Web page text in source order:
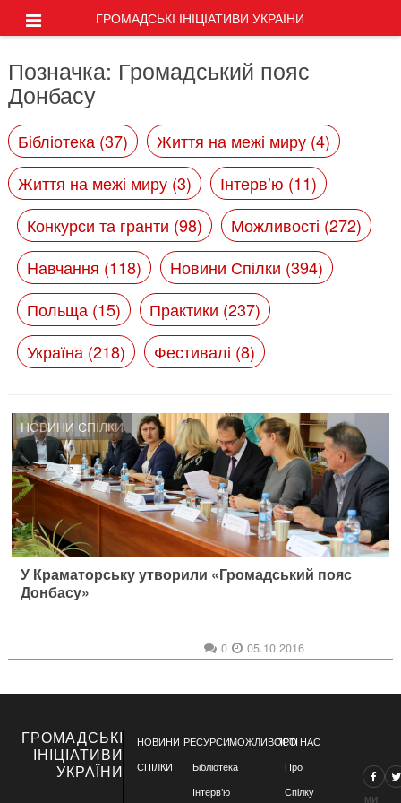
ГРОМАДСЬКІ ІНІЦІАТИВИ УКРАЇНИ
Позначка: Громадський пояс
Донбасу
Бібліотека (37)
Життя на межі миру (4)
Життя на межі миру (3)
Інтерв’ю (11)
Конкурси та гранти (98)
Можливості (272)
Навчання (118)
Новини Спілки (394)
Польща (15)
Практики (237)
Україна (218)
Фестивалі (8)
НОВИНИ СПІЛКИ
У Краматорську утворили «Громадський пояс
Донбасу»
0 05.10.2016
ГРОМАДСЬКІ
ІНІЦІАТИВИ
УКРАЇНИ
НОВИНИ
СПІЛКИ
РЕСУРСИ
Бібліотека
Інтерв’ю
МОЖЛИВОСТІПРО НАС
Про
Спілку
МИ